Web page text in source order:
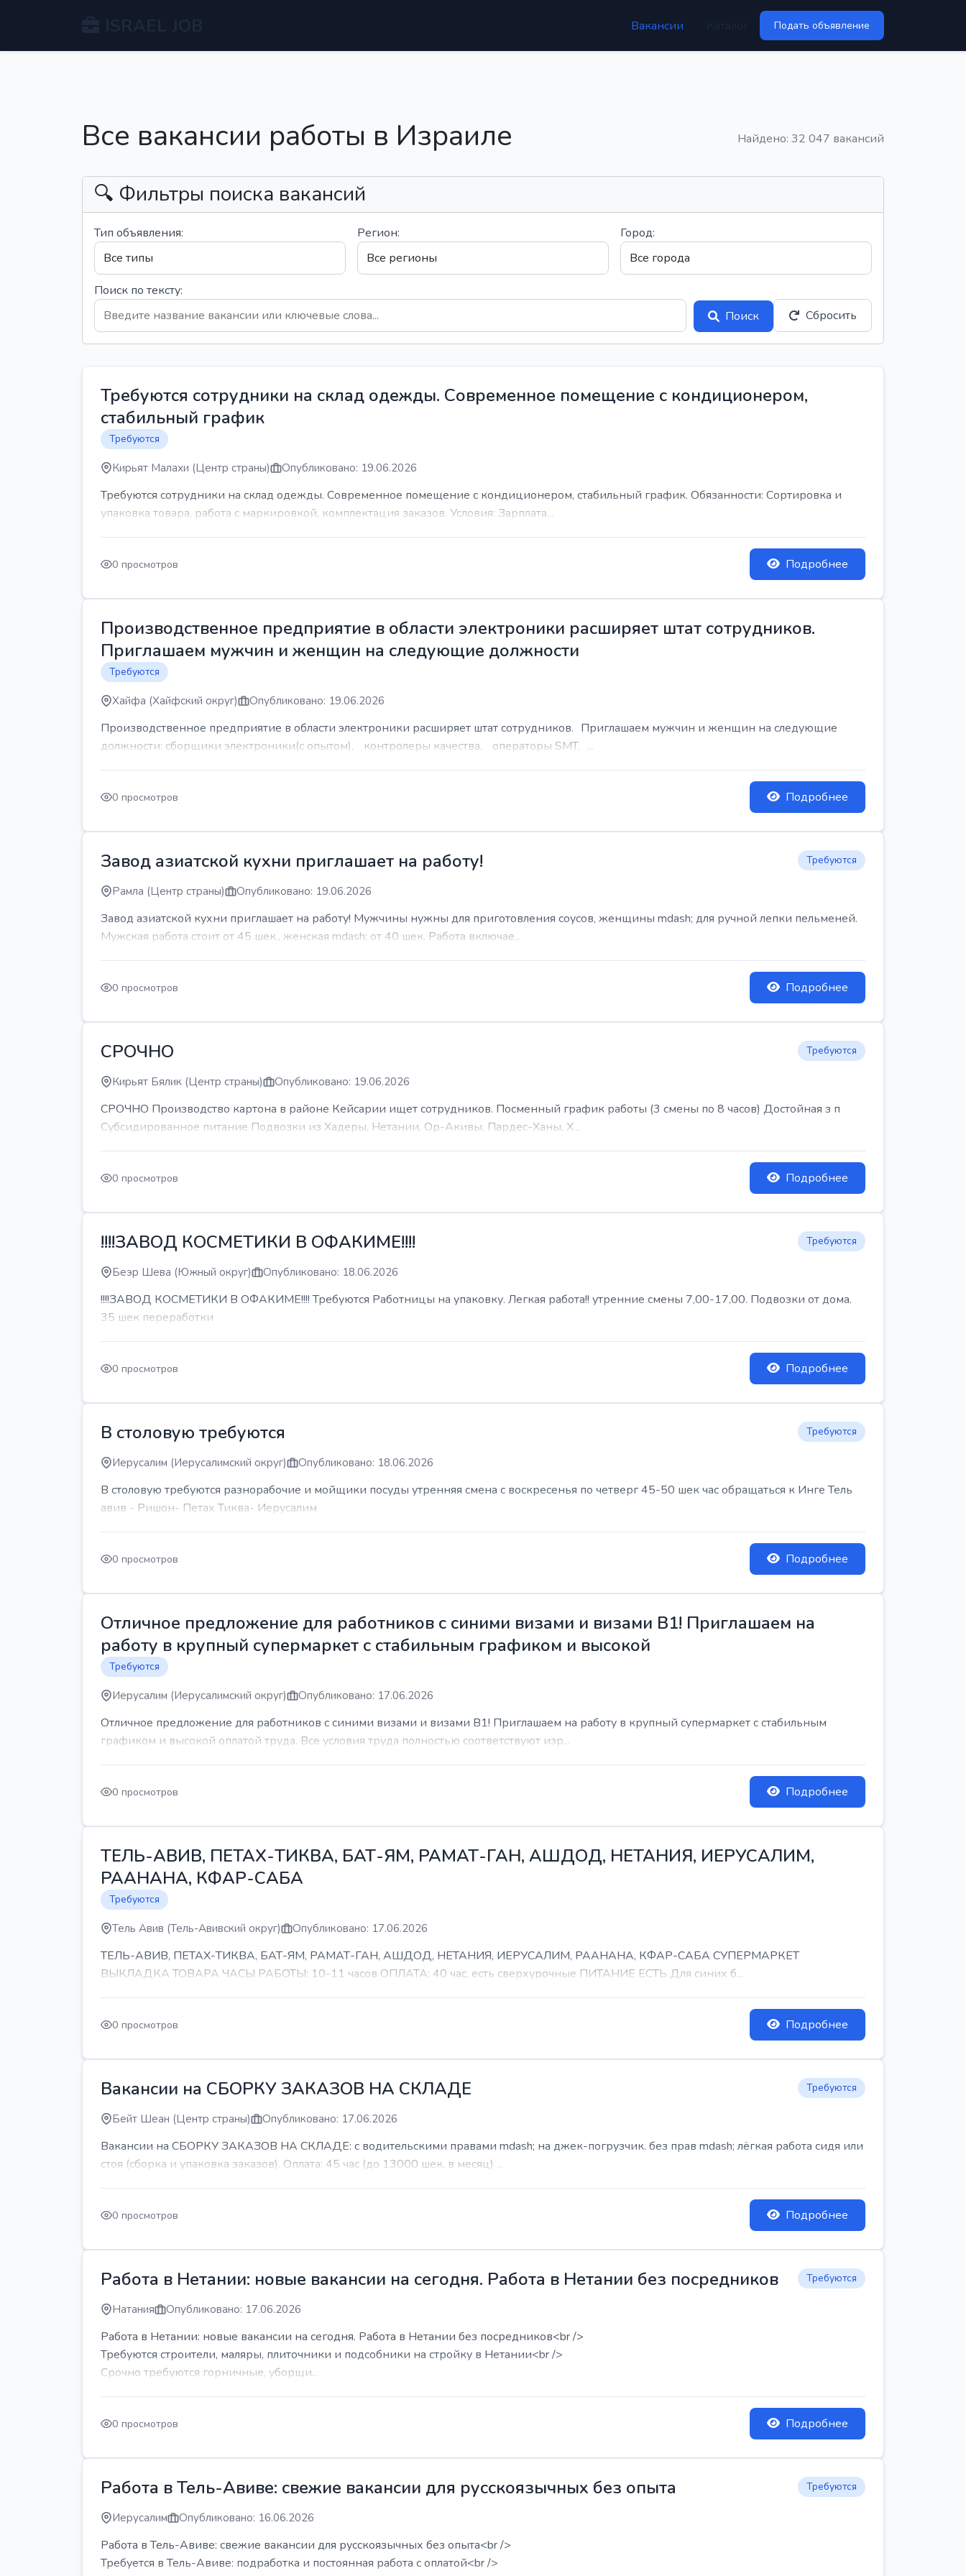
Вакансии Подать объявление
Все вакансии работы в Израиле Найдено: 32 047 вакансий
🔍 Фильтры поиска вакансий
Тип объявления: Регион: Город:
Поиск по тексту:
Поиск
Сбросить
Требуются сотрудники на склад одежды. Современное помещение с кондиционером,
стабильный график
Требуются
Кирьят Малахи (Центр страны) Опубликовано: 19.06.2026
Требуются сотрудники на склад одежды. Современное помещение с кондиционером, стабильный график. Обязанности: Сортировка и
упаковка товара, работа с маркировкой, комплектация заказов. Условия: Зарплата...
0 просмотров Подробнее
Производственное предприятие в области электроники расширяет штат сотрудников.
Приглашаем мужчин и женщин на следующие должности
Требуются
Хайфа (Хайфский округ) Опубликовано: 19.06.2026
Производственное предприятие в области электроники расширяет штат сотрудников. Приглашаем мужчин и женщин на следующие
должности: сборщики электроники(с опытом), контролеры качества, операторы SMT, ...
0 просмотров Подробнее
Завод азиатской кухни приглашает на работу! Требуются
Рамла (Центр страны) Опубликовано: 19.06.2026
Завод азиатской кухни приглашает на работу! Мужчины нужны для приготовления соусов, женщины mdash; для ручной лепки пельменей.
Мужская работа стоит от 45 шек., женская mdash; от 40 шек. Работа включае...
0 просмотров Подробнее
СРОЧНО Требуются
Кирьят Бялик (Центр страны) Опубликовано: 19.06.2026
СРОЧНО Производство картона в районе Кейсарии ищет сотрудников. Посменный график работы (3 смены по 8 часов) Достойная з п
Субсидированное питание Подвозки из Хадеры, Нетании, Ор-Акивы, Пардес-Ханы, Х...
0 просмотров Подробнее
!!!!ЗАВОД КОСМЕТИКИ В ОФАКИМЕ!!!! Требуются
Беэр Шева (Южный округ) Опубликовано: 18.06.2026
!!!!ЗАВОД КОСМЕТИКИ В ОФАКИМЕ!!!! Требуются Работницы на упаковку. Легкая работа!! утренние смены 7,00-17,00. Подвозки от дома.
35 шек переработки
0 просмотров Подробнее
В столовую требуются Требуются
Иерусалим (Иерусалимский округ) Опубликовано: 18.06.2026
В столовую требуются разнорабочие и мойщики посуды утренняя смена с воскресенья по четверг 45-50 шек час обращаться к Инге Тель
авив - Ришон- Петах Тиква- Иерусалим
0 просмотров Подробнее
Отличное предложение для работников с синими визами и визами B1! Приглашаем на
работу в крупный супермаркет с стабильным графиком и высокой
Требуются
Иерусалим (Иерусалимский округ) Опубликовано: 17.06.2026
Отличное предложение для работников с синими визами и визами B1! Приглашаем на работу в крупный супермаркет с стабильным
графиком и высокой оплатой труда. Все условия труда полностью соответствуют изр...
0 просмотров Подробнее
ТЕЛЬ-АВИВ, ПЕТАХ-ТИКВА, БАТ-ЯМ, РАМАТ-ГАН, АШДОД, НЕТАНИЯ, ИЕРУСАЛИМ,
РААНАНА, КФАР-САБА
Требуются
Тель Авив (Тель-Авивский округ) Опубликовано: 17.06.2026
ТЕЛЬ-АВИВ, ПЕТАХ-ТИКВА, БАТ-ЯМ, РАМАТ-ГАН, АШДОД, НЕТАНИЯ, ИЕРУСАЛИМ, РААНАНА, КФАР-САБА СУПЕРМАРКЕТ
ВЫКЛАДКА ТОВАРА ЧАСЫ РАБОТЫ: 10-11 часов ОПЛАТА: 40 час, есть сверхурочные ПИТАНИЕ ЕСТЬ Для синих б...
0 просмотров Подробнее
Вакансии на СБОРКУ ЗАКАЗОВ НА СКЛАДЕ Требуются
Бейт Шеан (Центр страны) Опубликовано: 17.06.2026
Вакансии на СБОРКУ ЗАКАЗОВ НА СКЛАДЕ: с водительскими правами mdash; на джек-погрузчик. без прав mdash; лёгкая работа сидя или
стоя (сборка и упаковка заказов). Оплата: 45 час (до 13000 шек. в месяц) ...
0 просмотров Подробнее
Работа в Нетании: новые вакансии на сегодня. Работа в Нетании без посредников Требуются
Натания Опубликовано: 17.06.2026
Работа в Нетании: новые вакансии на сегодня. Работа в Нетании без посредников<br />
Требуются строители, маляры, плиточники и подсобники на стройку в Нетании<br />
Срочно требуются горничные, уборщи...
0 просмотров Подробнее
Работа в Тель-Авиве: свежие вакансии для русскоязычных без опыта Требуются
Иерусалим Опубликовано: 16.06.2026
Работа в Тель-Авиве: свежие вакансии для русскоязычных без опыта<br />
Требуется в Тель-Авиве: подработка и постоянная работа с оплатой<br />